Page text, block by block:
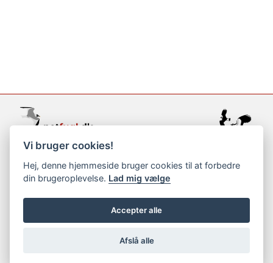
support@netfugl.dk
copyright © 2002-2023
Vi bruger cookies!
Hej, denne hjemmeside bruger cookies til at forbedre
din brugeroplevelse. Lad mig vælge
Accepter alle
Afslå alle